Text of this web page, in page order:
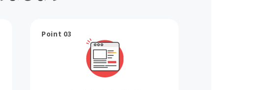
Point 03